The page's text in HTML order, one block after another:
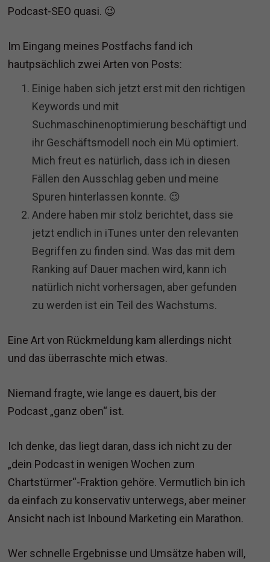
Podcast-SEO quasi. 😉
Im Eingang meines Postfachs fand ich
hautpsächlich zwei Arten von Posts:
Einige haben sich jetzt erst mit den richtigen
Keywords und mit
Suchmaschinenoptimierung beschäftigt und
ihr Geschäftsmodell noch ein Mü optimiert.
Mich freut es natürlich, dass ich in diesen
Fällen den Ausschlag geben und meine
Spuren hinterlassen konnte. 😉
Andere haben mir stolz berichtet, dass sie
jetzt endlich in iTunes unter den relevanten
Begriffen zu finden sind. Was das mit dem
Ranking auf Dauer machen wird, kann ich
natürlich nicht vorhersagen, aber gefunden
zu werden ist ein Teil des Wachstums.
Eine Art von Rückmeldung kam allerdings nicht
und das überraschte mich etwas.
Niemand fragte, wie lange es dauert, bis der
Podcast „ganz oben“ ist.
Ich denke, das liegt daran, dass ich nicht zu der
„dein Podcast in wenigen Wochen zum
Chartstürmer“-Fraktion gehöre. Vermutlich bin ich
da einfach zu konservativ unterwegs, aber meiner
Ansicht nach ist Inbound Marketing ein Marathon.
Wer schnelle Ergebnisse und Umsätze haben will,